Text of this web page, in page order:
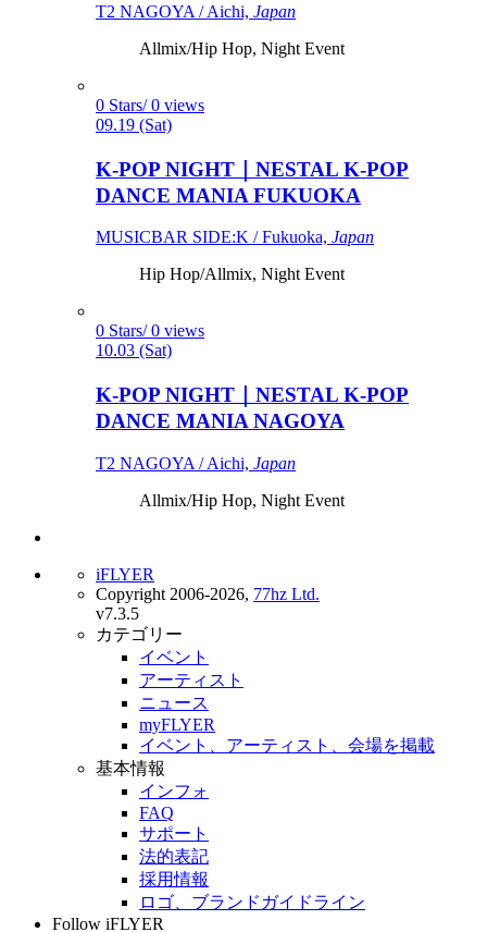
T2 NAGOYA / Aichi, Japan
Allmix/Hip Hop, Night Event
0 Stars/ 0 views
09.19 (Sat)
K-POP NIGHT｜NESTAL K-POP
DANCE MANIA FUKUOKA
MUSICBAR SIDE:K / Fukuoka, Japan
Hip Hop/Allmix, Night Event
0 Stars/ 0 views
10.03 (Sat)
K-POP NIGHT｜NESTAL K-POP
DANCE MANIA NAGOYA
T2 NAGOYA / Aichi, Japan
Allmix/Hip Hop, Night Event
iFLYER
Copyright 2006-2026, 77hz Ltd.
v7.3.5
カテゴリー
イベント
アーティスト
ニュース
myFLYER
イベント、アーティスト、会場を掲載
基本情報
インフォ
FAQ
サポート
法的表記
採用情報
ロゴ、ブランドガイドライン
Follow iFLYER